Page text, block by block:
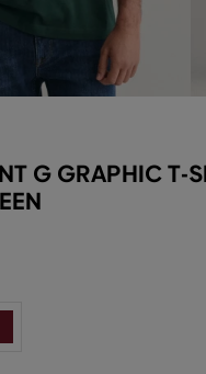
G GRAPHIC T-